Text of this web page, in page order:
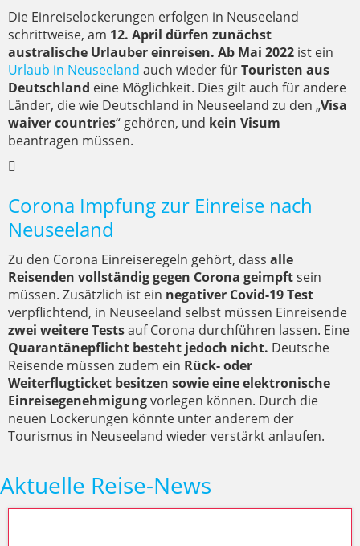
Die Einreiselockerungen erfolgen in Neuseeland
schrittweise, am 12. April dürfen zunächst
australische Urlauber einreisen. Ab Mai 2022 ist ein
Urlaub in Neuseeland auch wieder fürTouristen aus
Deutschland eine Möglichkeit. Dies gilt auch für andere
Länder, die wie Deutschland in Neuseeland zu den „Visa
waiver countries“ gehören, und kein Visum
beantragen müssen.
Corona Impfung zur Einreise nach
Neuseeland
Zu den Corona Einreiseregeln gehört, dass alle
Reisenden vollständig gegen Corona geimpftsein
müssen. Zusätzlich ist ein negativer Covid-19 Test
verpflichtend, in Neuseeland selbst müssen Einreisende
zwei weitere Testsauf Corona durchführen lassen. Eine
Quarantänepflicht besteht jedoch nicht. Deutsche
Reisende müssen zudem ein Rück- oder
Weiterflugticket besitzen sowie eine elektronische
Einreisegenehmigungvorlegen können. Durch die
neuen Lockerungen könnte unter anderem der
Tourismus in Neuseeland wieder verstärkt anlaufen.
Aktuelle Reise-News